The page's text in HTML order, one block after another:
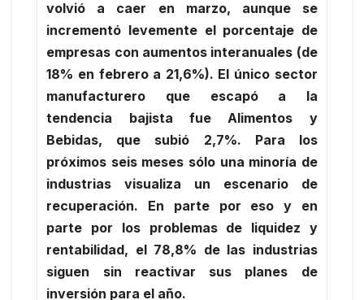
volvió a caer en marzo, aunque se
incrementó levemente el porcentaje de
empresas con aumentos interanuales (de
18% en febrero a 21,6%). El único sector
manufacturero que escapó a la
tendencia bajista fue Alimentos y
Bebidas, que subió 2,7%. Para los
próximos seis meses sólo una minoría de
industrias visualiza un escenario de
recuperación. En parte por eso y en
parte por los problemas de liquidez y
rentabilidad, el 78,8% de las industrias
siguen sin reactivar sus planes de
inversión para el año.